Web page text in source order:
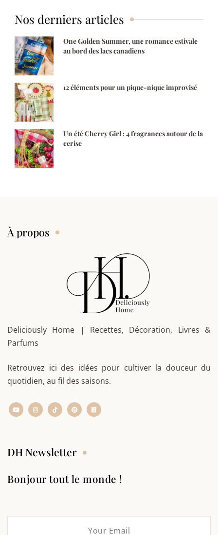
Nos derniers articles
One Golden Summer, une romance estivale
au bord des lacs canadiens
12 éléments pour un pique-nique improvisé
Un été Cherry Girl : 4 fragrances autour de la
cerise
À propos
Deliciously Home | Recettes, Décoration, Livres &
Parfums
Retrouvez ici des idées pour cultiver la douceur du
quotidien, au fil des saisons.
DH Newsletter
Bonjour tout le monde !